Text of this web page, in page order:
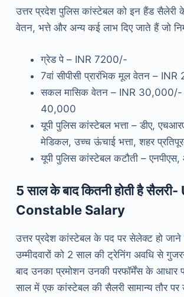
उत्तर प्रदेश पुलिस कांस्टेबल को इन हैंड सैलेरी
वेतन, भत्ते और अन्य कई लाभ दिए जाते हैं जो
ग्रेड पे – INR 7200/-
7वां सीपीसी प्रारंभिक मूल वेतन –
सकल मासिक वेतन – INR 30,000/-
40,000
यूपी पुलिस कांस्टेबल भत्ता – डीए,
मेडिकल, उच्च ऊंचाई भत्ता, शहर
यूपी पुलिस कांस्टेबल कटौती –
5 साल के बाद कितनी होती है सैलरी-
Constable Salary
उत्तर प्रदेश कांस्टेबल के पद पर सेलेक्ट हो
उम्मीदवारों को 2 साल की ट्रेनिंग अवधि से
बाद उनका प्रमोशन उनकी परफॉर्मेंस के आधार
साल में एक कांस्टेबल की सैलरी सामान्य तौर